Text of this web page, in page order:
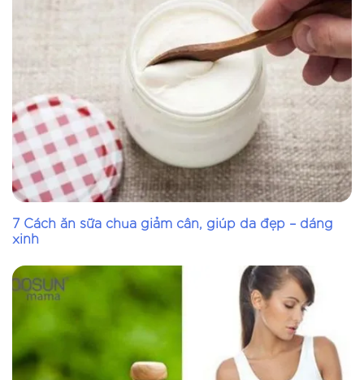
Đơn giá: 151.200đ/tuýp
Số lượng
TỔNG: VNĐ
7 Cách ăn sữa chua giảm cân, giúp da đẹp – dáng
xinh